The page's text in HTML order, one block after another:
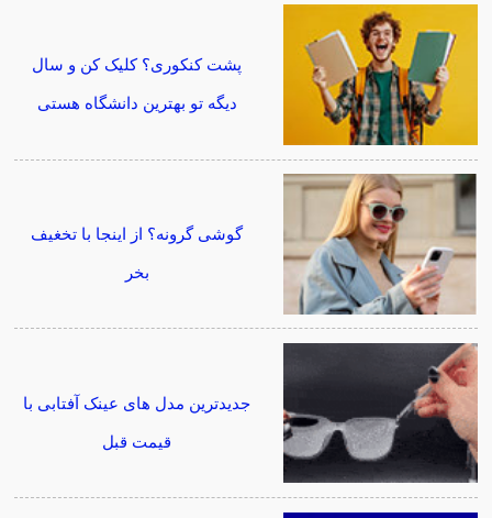
پشت کنکوری؟ کلیک کن و سال
دیگه تو بهترین دانشگاه هستی
گوشی گرونه؟ از اینجا با تخغیف
بخر
جدیدترین مدل های عینک آفتابی با
قیمت قبل